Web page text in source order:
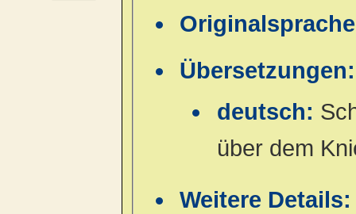
Übersetzungen:
deutsch:
über dem
Weitere